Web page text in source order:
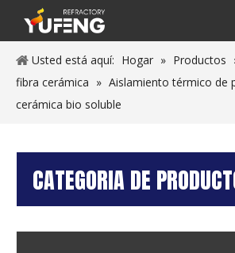
Usted está aquí: Hogar » Productos
fibra cerámica » Aislamiento térmico de
cerámica bio soluble
CATEGORIA DE